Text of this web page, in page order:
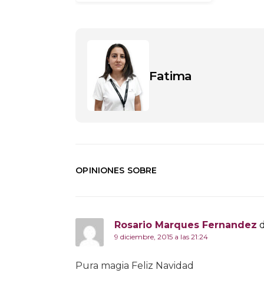
Fatima
OPINIONES SOBRE
Rosario Marques Fernandez
9 diciembre, 2015 a las 21:24
Pura magia Feliz Navidad